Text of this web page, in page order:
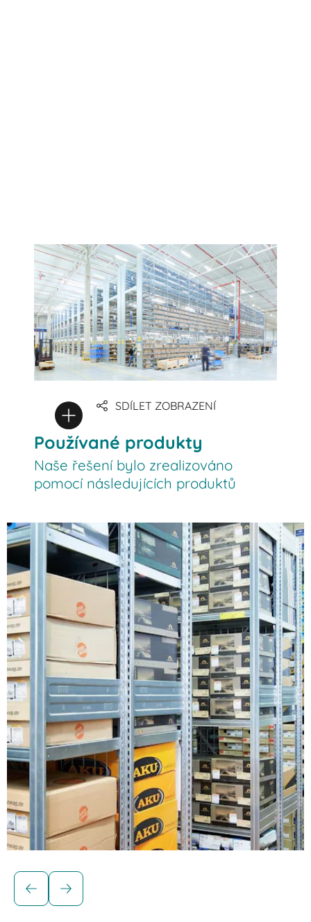
SDÍLET ZOBRAZENÍ
Používané produkty
Naše řešení bylo zrealizováno
pomocí následujících produktů
Řešení pro kusové zboží